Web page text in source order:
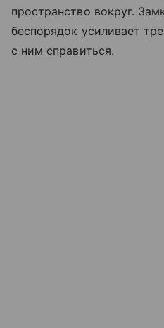
пространство вокруг.
беспорядок усиливает
с ним справиться.